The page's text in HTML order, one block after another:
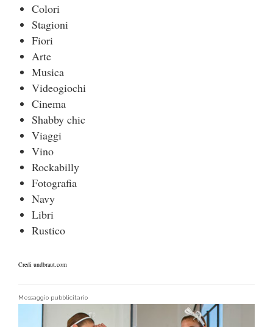
Colori
Stagioni
Fiori
Arte
Musica
Videogiochi
Cinema
Shabby chic
Viaggi
Vino
Rockabilly
Fotografia
Navy
Libri
Rustico
Credi undbraut.com
Messaggio pubblicitario